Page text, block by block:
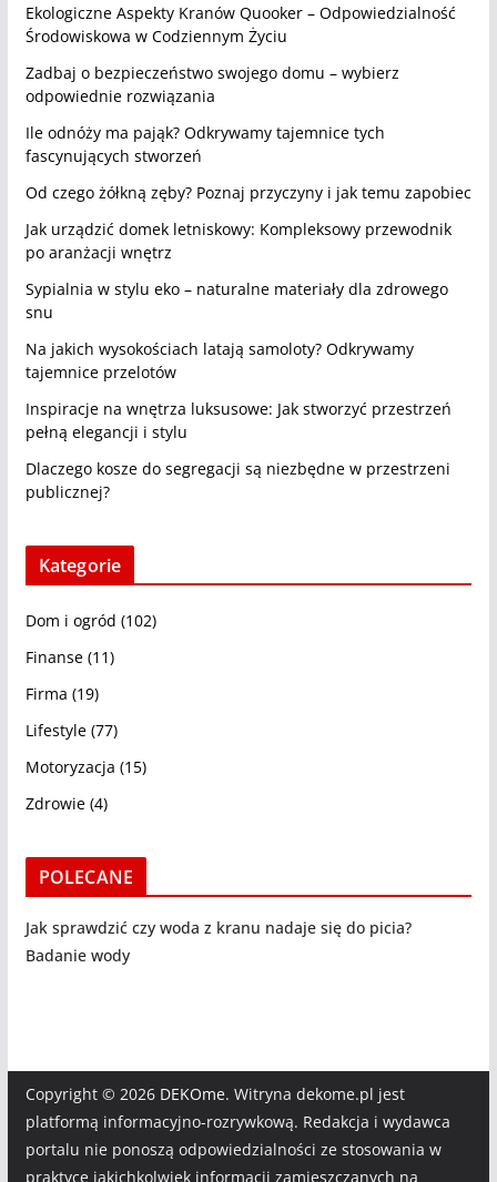
Ekologiczne Aspekty Kranów Quooker – Odpowiedzialność
Środowiskowa w Codziennym Życiu
Zadbaj o bezpieczeństwo swojego domu – wybierz
odpowiednie rozwiązania
Ile odnóży ma pająk? Odkrywamy tajemnice tych
fascynujących stworzeń
Od czego żółkną zęby? Poznaj przyczyny i jak temu zapobiec
Jak urządzić domek letniskowy: Kompleksowy przewodnik
po aranżacji wnętrz
Sypialnia w stylu eko – naturalne materiały dla zdrowego
snu
Na jakich wysokościach latają samoloty? Odkrywamy
tajemnice przelotów
Inspiracje na wnętrza luksusowe: Jak stworzyć przestrzeń
pełną elegancji i stylu
Dlaczego kosze do segregacji są niezbędne w przestrzeni
publicznej?
Kategorie
Dom i ogród (102)
Finanse(11)
Firma (19)
Lifestyle(77)
Motoryzacja (15)
Zdrowie(4)
POLECANE
Jak sprawdzić czy woda z kranu nadaje się do picia?
Badanie wody
Copyright © 2026 DEKOme. Witryna dekome.pl jest
platformą informacyjno-rozrywkową. Redakcja i wydawca
portalu nie ponoszą odpowiedzialności ze stosowania w
praktyce jakichkolwiek informacji zamieszczanych na